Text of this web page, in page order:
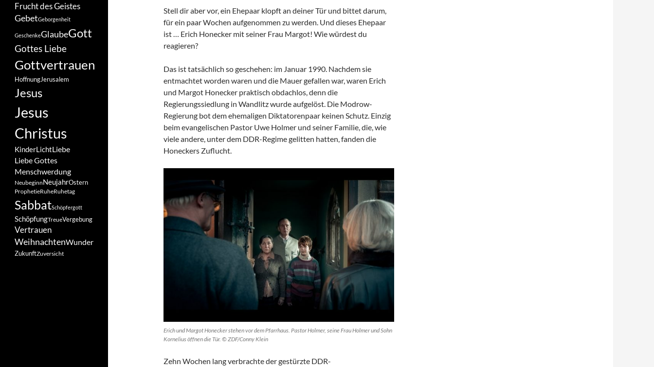
Stell dir aber vor, ein Ehepaar klopft an deiner Tür und bittet darum,
für ein paar Wochen aufgenommen zu werden. Und dieses Ehepaar
ist … Erich Honecker mit seiner Frau Margot! Wie würdest du
reagieren?
Das ist tatsächlich so geschehen: im Januar 1990. Nachdem sie
entmachtet worden waren und die Mauer gefallen war, waren Erich
und Margot Honecker praktisch obdachlos, denn die
Regierungssiedlung in Wandlitz wurde aufgelöst. Die Modrow-
Regierung bot dem ehemaligen Diktatorenpaar keinen Schutz. Einzig
beim evangelischen Pastor Uwe Holmer und seiner Familie, die, wie
viele andere, unter dem DDR-Regime gelitten hatten, fanden die
Honeckers Zuflucht.
Erich und Margot Honecker stehen vor dem Pfarrhaus. Pastor Holmer, seine Frau Holmer und Sohn
Kornelius öffnen die Tür. © ZDF/Conny Klein
Zehn Wochen lang verbrachte der gestürzte DDR-
Frucht des Geistes
GebetGeborgenheit
GeschenkeGlaubeGott
Gottes Liebe
Gottvertrauen
HoffnungJerusalem
Jesus
Jesus
Christus
KinderLichtLiebe
Liebe Gottes
Menschwerdung
NeubeginnNeujahrOstern
ProphetieRuheRuhetag
SabbatSchöpfergott
SchöpfungTreueVergebung
Vertrauen
WeihnachtenWunder
ZukunftZuversicht